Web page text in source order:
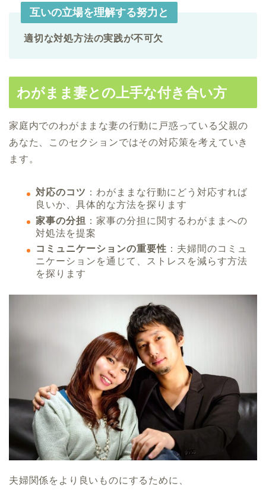
互いの立場を理解する努力と
適切な対処方法の実践が不可欠
わがまま妻との上手な付き合い方
家庭内でのわがままな妻の行動に戸惑っている父親の
あなた、このセクションではその対応策を考えていき
ます。
対応のコツ ：わがままな行動にどう対応すれば
良いか、具体的な方法を探ります
家事の分担 ：家事の分担に関するわがままへの
対処法を提案
コミュニケーションの重要性 ：夫婦間のコミュ
ニケーションを通じて、ストレスを減らす方法
を探ります
夫婦関係をより良いものにするために、